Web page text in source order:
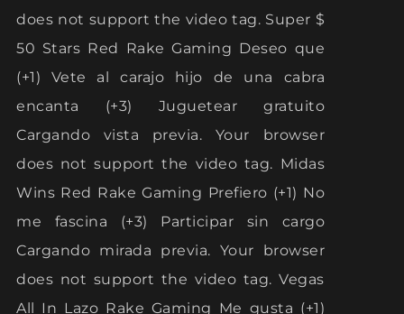
does not support the video tag. Super $
50 Stars Red Rake Gaming Deseo que
(+1) Vete al carajo hijo de una cabra
encanta (+3) Juguetear gratuito
Cargando vista previa. Your browser
does not support the video tag. Midas
Wins Red Rake Gaming Prefiero (+1) No
me fascina (+3) Participar sin cargo
Cargando mirada previa. Your browser
does not support the video tag. Vegas
All In Lazo Rake Gaming Me gusta (+1)